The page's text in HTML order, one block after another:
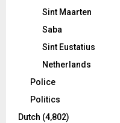
Sint Maarten
Saba
Sint Eustatius
Netherlands
Police
Politics
Dutch (4,802)